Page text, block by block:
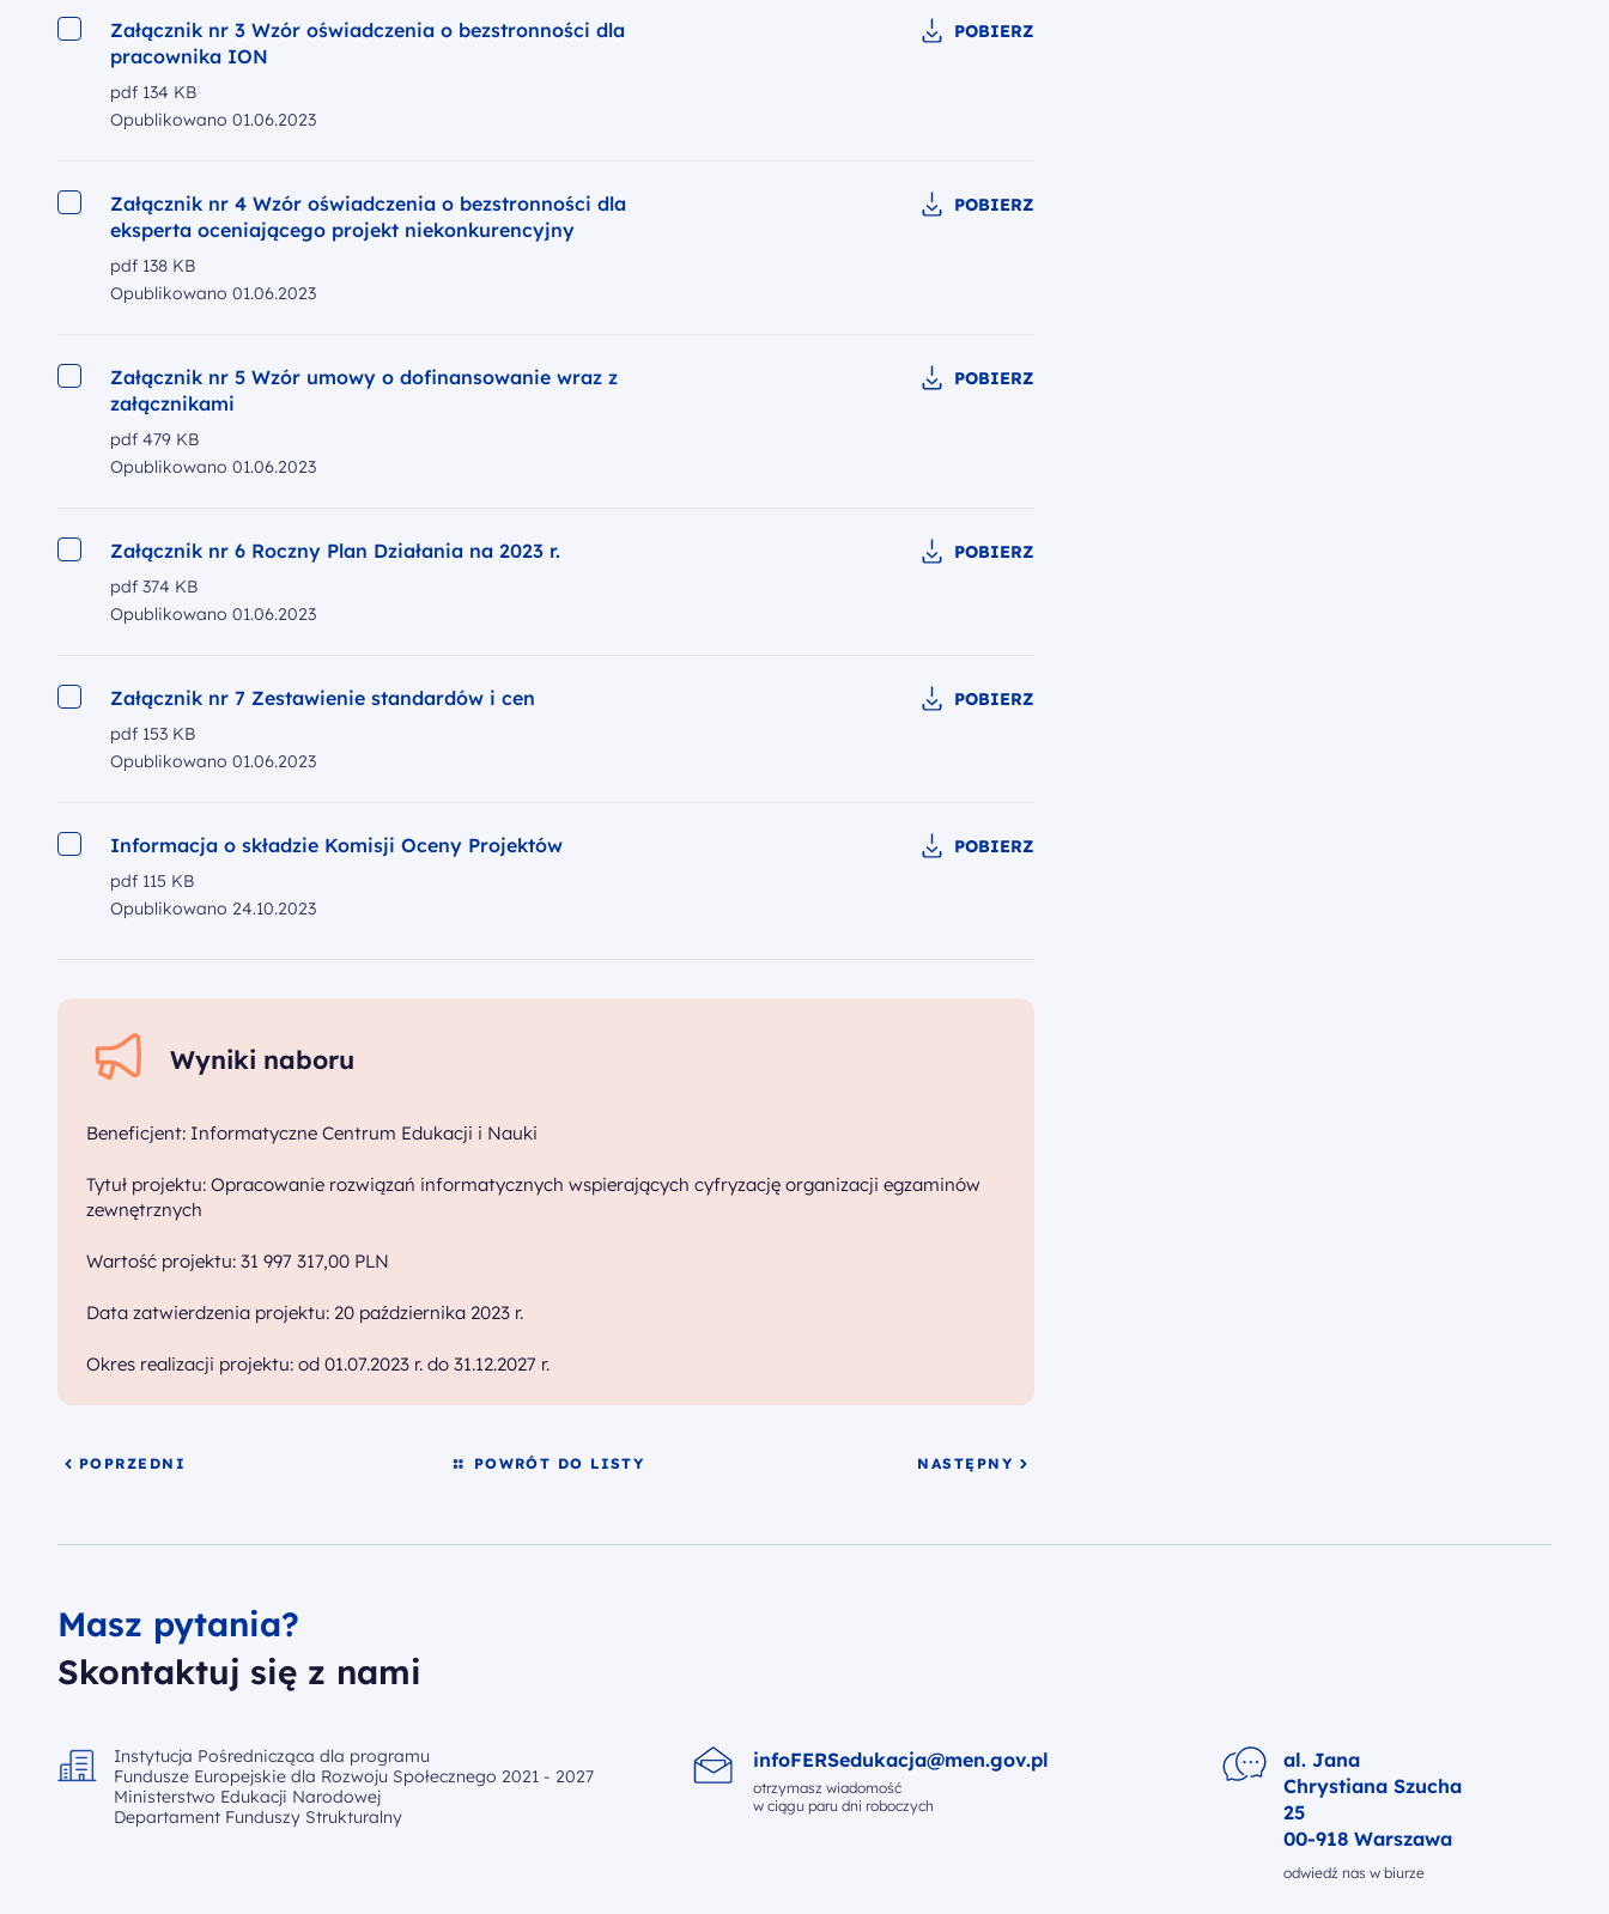
Załącznik nr 3 Wzór oświadczenia o bezstronności dla
pracownika ION
POBIERZ
pdf 134 KB
Opublikowano 01.06.2023
Załącznik nr 4 Wzór oświadczenia o bezstronności dla
eksperta oceniającego projekt niekonkurencyjny
POBIERZ
pdf 138 KB
Opublikowano 01.06.2023
Załącznik nr 5 Wzór umowy o dofinansowanie wraz z
załącznikami
POBIERZ
pdf 479 KB
Opublikowano 01.06.2023
Załącznik nr 6 Roczny Plan Działania na 2023 r.
POBIERZ
pdf 374 KB
Opublikowano 01.06.2023
Załącznik nr 7 Zestawienie standardów i cen
POBIERZ
pdf 153 KB
Opublikowano 01.06.2023
Informacja o składzie Komisji Oceny Projektów
POBIERZ
pdf 115 KB
Opublikowano 24.10.2023
Wyniki naboru
Beneficjent: Informatyczne Centrum Edukacji i Nauki
Tytuł projektu: Opracowanie rozwiązań informatycznych wspierających cyfryzację organizacji egzaminów
zewnętrznych
Wartość projektu: 31 997 317,00 PLN
Data zatwierdzenia projektu: 20 października 2023 r.
Okres realizacji projektu: od 01.07.2023 r. do 31.12.2027 r.
POWRÓT DO LISTY
POPRZEDNI NASTĘPNY
Masz pytania?
Skontaktuj się z nami
Instytucja Pośrednicząca dla programu
Fundusze Europejskie dla Rozwoju Społecznego 2021 - 2027
Ministerstwo Edukacji Narodowej
Departament Funduszy Strukturalny
infoFERSedukacja@men.gov.pl
otrzymasz wiadomość
w ciągu paru dni roboczych
al. Jana
Chrystiana Szucha
25
00-918 Warszawa
odwiedź nas w biurze